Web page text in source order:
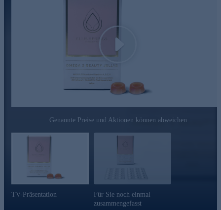
Genannte Preise und Aktionen können abweichen
TV-Präsentation
Für Sie noch einmal
zusammengefasst